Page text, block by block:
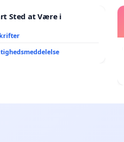
Sted at Være i